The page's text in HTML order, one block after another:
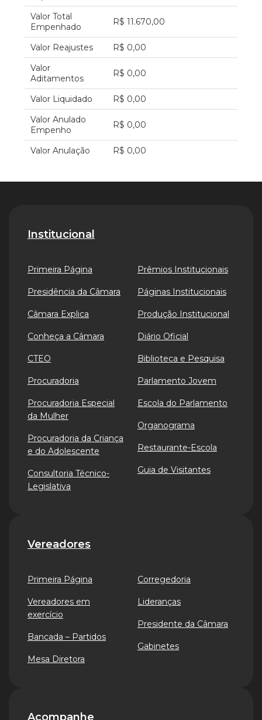
Valor Total
Empenhado
R$ 11.670,00
Valor Reajustes
R$ 0,00
Valor
Aditamentos
R$ 0,00
Valor Liquidado
R$ 0,00
Valor Anulado
Empenho
R$ 0,00
Valor Anulação R$ 0,00
Institucional
Primeira Página
Presidência da Câmara
Câmara Explica
Conheça a Câmara
CTEO
Procuradoria
Procuradoria Especial
da Mulher
Procuradoria da Criança
e do Adolescente
Consultoria Técnico-
Legislativa
Prêmios Institucionais
Páginas Institucionais
Produção Institucional
Diário Oficial
Biblioteca e Pesquisa
Parlamento Jovem
Escola do Parlamento
Organograma
Restaurante-Escola
Guia de Visitantes
Vereadores
Primeira Página
Vereadores em
exercício
Bancada – Partidos
Mesa Diretora
Corregedoria
Lideranças
Presidente da Câmara
Gabinetes
Acompanhe